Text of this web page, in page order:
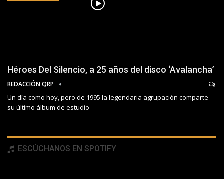
Héroes Del Silencio, a 25 años del disco ‘Avalancha’
REDACCIÓN QRP
Un día como hoy, pero de 1995 la legendaria agrupación comparte
su último álbum de estudio
ESCÚCHANOS EN SPOTIFY